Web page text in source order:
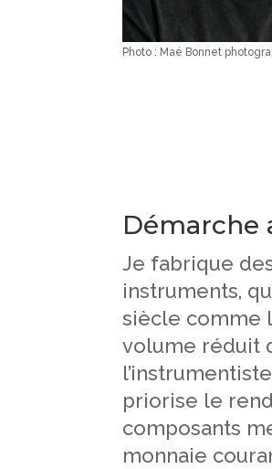
Photo : Maé Bonnet
Démarche
Je fabrique
instruments,
siècle comme
volume réduit
priorise le
composants
monnaie